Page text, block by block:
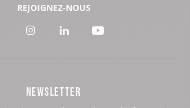
REJOIGNEZ-NOUS
Voir Voir Voir
NEWSLETTER